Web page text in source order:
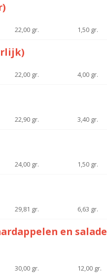
22,00 gr. 1,50 gr.
22,00 gr. 4,00 gr.
22,90 gr. 3,40 gr.
24,00 gr. 1,50 gr.
29,81 gr. 6,63 gr.
en salade
30,00 gr. 12,00 gr.